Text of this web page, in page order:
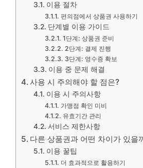
이용 절차
편의점에서 상품권 사용하기
단계별 이용 가이드
1단계: 상품권 준비
2단계: 결제 진행
3단계: 영수증 확보
이용 중 문제 해결
사용 시 주의해야 할 점은?
이용 시 주의사항
가맹점 확인 미비
유효기간 관리
서비스 제한사항
다른 상품권과 어떤 차이가 있을
이용 꿀팁
더 효과적으로 활용하기